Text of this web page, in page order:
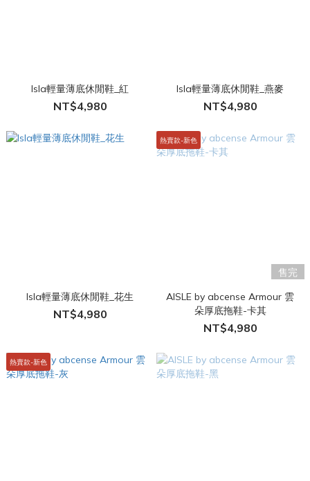
Isla輕量薄底休閒鞋_紅
NT$4,980
Isla輕量薄底休閒鞋_燕麥
NT$4,980
Isla輕量薄底休閒鞋_花生
NT$4,980
熱賣款-新色
售完
AISLE by abcense Armour 雲
朵厚底拖鞋-卡其
NT$4,980
熱賣款-新色